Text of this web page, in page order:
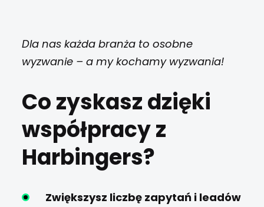
Dla nas każda branża to osobne
wyzwanie – a my kochamy wyzwania!
Co zyskasz dzięki
współpracy z
Harbingers?
Zwiększysz liczbę zapytań i leadów